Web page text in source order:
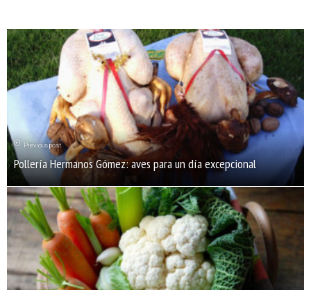
Previous post
Pollería Hermanos Gómez: aves para un día excepcional